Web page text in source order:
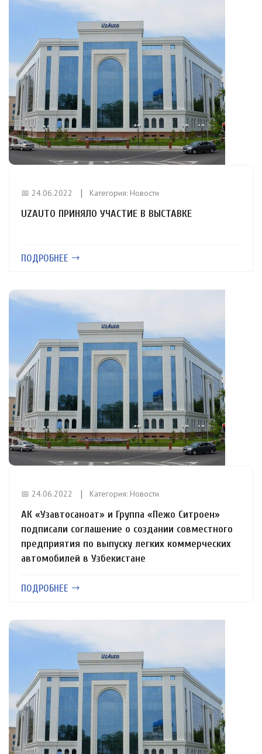
📅 24.06.2022 Категория: Новости
UZAUTO ПРИНЯЛО УЧАСТИЕ В ВЫСТАВКЕ
ПОДРОБНЕЕ
📅 24.06.2022 Категория: Новости
АК «Узавтосаноат» и Группа «Пежо Ситроен»
подписали соглашение о создании совместного
предприятия по выпуску легких коммерческих
автомобилей в Узбекистане
ПОДРОБНЕЕ